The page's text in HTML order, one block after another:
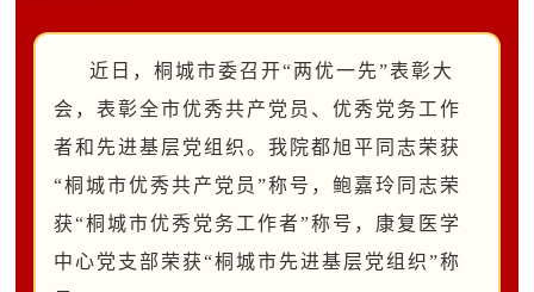
近日，桐城市委召开“两优一先”表彰大
会，表彰全市优秀共产党员、优秀党务工作
者和先进基层党组织。我院都旭平同志荣获
“桐城市优秀共产党员”称号，鲍嘉玲同志荣
获“桐城市优秀党务工作者”称号，康复医学
中心党支部荣获“桐城市先进基层党组织”称